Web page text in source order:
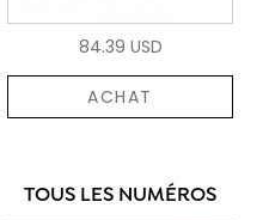
84.39 USD
ACHAT
TOUS LES NUMÉROS